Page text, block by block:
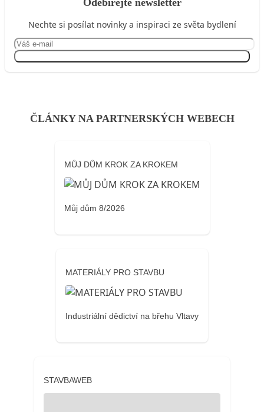
Nechte si posílat novinky a inspiraci ze světa bydlení
ČLÁNKY NA PARTNERSKÝCH WEBECH
MŮJ DŮM KROK ZA KROKEM
Můj dům 8/2026
MATERIÁLY PRO STAVBU
Industriální dědictví na břehu Vltavy
STAVBAWEB